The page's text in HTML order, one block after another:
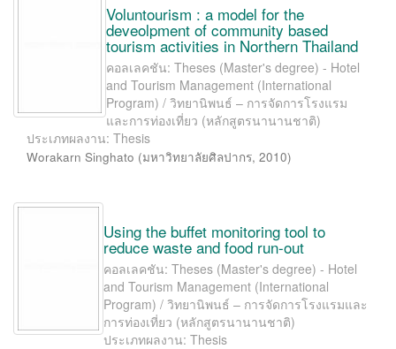
Voluntourism : a model for the
deveolpment of community based
tourism activities in Northern Thailand
คอลเลคชัน: Theses (Master's degree) - Hotel
and Tourism Management (International
Program) / วิทยานิพนธ์ – การจัดการโรงแรม
และการท่องเที่ยว (หลักสูตรนานานชาติ)
ประเภทผลงาน: Thesis
Worakarn Singhato (มหาวิทยาลัยศิลปากร, 2010)
Using the buffet monitoring tool to
reduce waste and food run-out
คอลเลคชัน: Theses (Master's degree) - Hotel
and Tourism Management (International
Program) / วิทยานิพนธ์ – การจัดการโรงแรมและ
การท่องเที่ยว (หลักสูตรนานานชาติ)
ประเภทผลงาน: Thesis